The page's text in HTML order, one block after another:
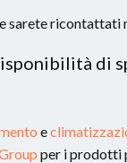
sarete ricontattati
di
e
per i prodotti